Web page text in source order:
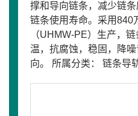
撑和导向链条，减少链
链条使用寿命。采用840
（UHMW-PE）生产，
温，抗腐蚀，稳固，降
向。 所属分类： 链条导